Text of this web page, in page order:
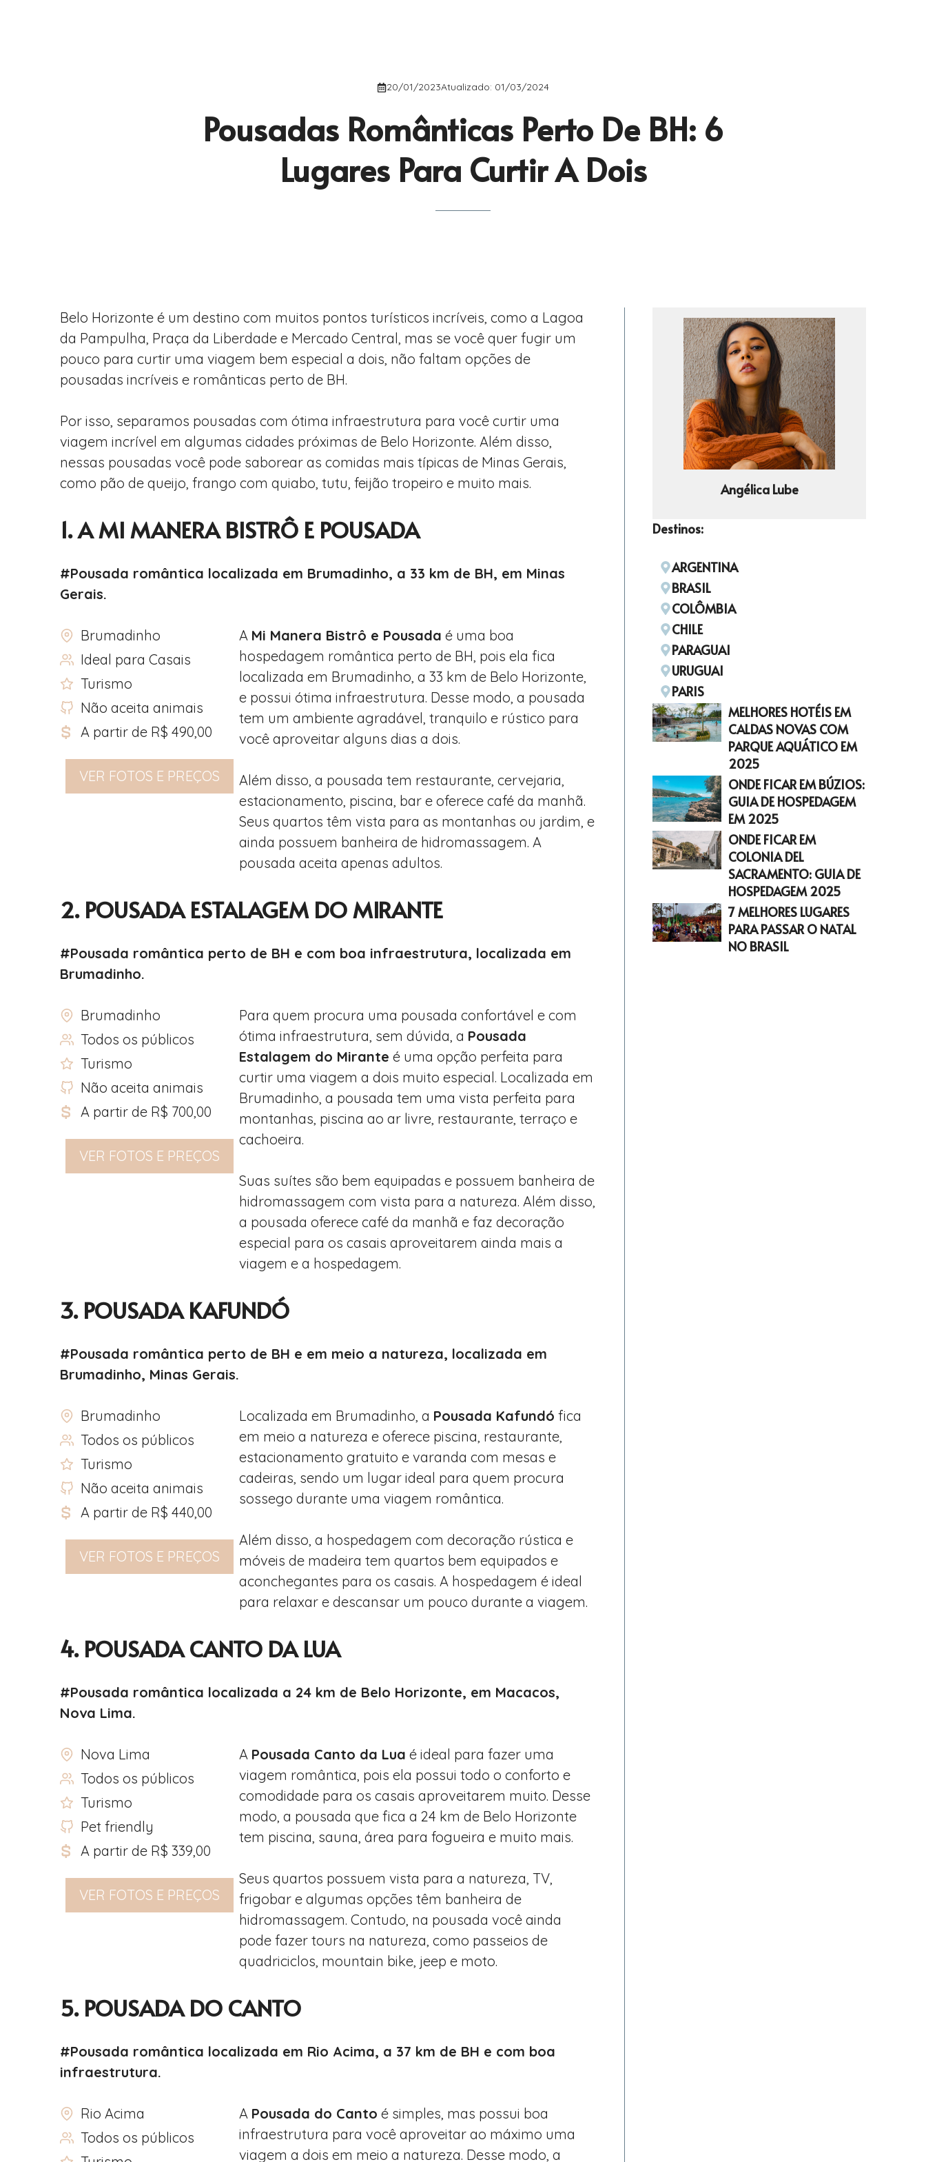
20/01/2023Atualizado: 01/03/2024
Pousadas Românticas Perto De BH: 6
Lugares Para Curtir A Dois
Belo Horizonte é um destino com muitos pontos turísticos incríveis, como a Lagoa
da Pampulha, Praça da Liberdade e Mercado Central, mas se você quer fugir um
pouco para curtir uma viagem bem especial a dois, não faltam opções de
pousadas incríveis e românticas perto de BH.
Por isso, separamos pousadas com ótima infraestrutura para você curtir uma
viagem incrível em algumas cidades próximas de Belo Horizonte. Além disso,
nessas pousadas você pode saborear as comidas mais típicas de Minas Gerais,
como pão de queijo, frango com quiabo, tutu, feijão tropeiro e muito mais.
1. A MI MANERA BISTRÔ E POUSADA
#Pousada romântica localizada em Brumadinho, a 33 km de BH, em Minas
Gerais.
Brumadinho
Ideal para Casais
Turismo
Não aceita animais
A partir de R$ 490,00
VER FOTOS E PREÇOS
A Mi Manera Bistrô e Pousada é uma boa
hospedagem romântica perto de BH, pois ela fica
localizada em Brumadinho, a 33 km de Belo Horizonte,
e possui ótima infraestrutura. Desse modo, a pousada
tem um ambiente agradável, tranquilo e rústico para
você aproveitar alguns dias a dois.
Além disso, a pousada tem restaurante, cervejaria,
estacionamento, piscina, bar e oferece café da manhã.
Seus quartos têm vista para as montanhas ou jardim, e
ainda possuem banheira de hidromassagem. A
pousada aceita apenas adultos.
2. POUSADA ESTALAGEM DO MIRANTE
#Pousada romântica perto de BH e com boa infraestrutura, localizada em
Brumadinho.
Brumadinho
Todos os públicos
Turismo
Não aceita animais
A partir de R$ 700,00
VER FOTOS E PREÇOS
Para quem procura uma pousada confortável e com
ótima infraestrutura, sem dúvida, a Pousada
Estalagem do Mirante é uma opção perfeita para
curtir uma viagem a dois muito especial. Localizada em
Brumadinho, a pousada tem uma vista perfeita para
montanhas, piscina ao ar livre, restaurante, terraço e
cachoeira.
Suas suítes são bem equipadas e possuem banheira de
hidromassagem com vista para a natureza. Além disso,
a pousada oferece café da manhã e faz decoração
especial para os casais aproveitarem ainda mais a
viagem e a hospedagem.
3. POUSADA KAFUNDÓ
#Pousada romântica perto de BH e em meio a natureza, localizada em
Brumadinho, Minas Gerais.
Brumadinho
Todos os públicos
Turismo
Não aceita animais
A partir de R$ 440,00
VER FOTOS E PREÇOS
Localizada em Brumadinho, a Pousada Kafundó fica
em meio a natureza e oferece piscina, restaurante,
estacionamento gratuito e varanda com mesas e
cadeiras, sendo um lugar ideal para quem procura
sossego durante uma viagem romântica.
Além disso, a hospedagem com decoração rústica e
móveis de madeira tem quartos bem equipados e
aconchegantes para os casais. A hospedagem é ideal
para relaxar e descansar um pouco durante a viagem.
4. POUSADA CANTO DA LUA
#Pousada romântica localizada a 24 km de Belo Horizonte, em Macacos,
Nova Lima.
Nova Lima
Todos os públicos
Turismo
Pet friendly
A partir de R$ 339,00
VER FOTOS E PREÇOS
A Pousada Canto da Lua é ideal para fazer uma
viagem romântica, pois ela possui todo o conforto e
comodidade para os casais aproveitarem muito. Desse
modo, a pousada que fica a 24 km de Belo Horizonte
tem piscina, sauna, área para fogueira e muito mais.
Seus quartos possuem vista para a natureza, TV,
frigobar e algumas opções têm banheira de
hidromassagem. Contudo, na pousada você ainda
pode fazer tours na natureza, como passeios de
quadriciclos, mountain bike, jeep e moto.
5. POUSADA DO CANTO
#Pousada romântica localizada em Rio Acima, a 37 km de BH e com boa
infraestrutura.
Rio Acima
Todos os públicos
A Pousada do Canto é simples, mas possui boa
infraestrutura para você aproveitar ao máximo uma
viagem a dois em meio a natureza. Desse modo, a
Angélica Lube
Destinos:
ARGENTINA
BRASIL
COLÔMBIA
CHILE
PARAGUAI
URUGUAI
PARIS
MELHORES HOTÉIS EM
CALDAS NOVAS COM
PARQUE AQUÁTICO EM
2025
ONDE FICAR EM BÚZIOS:
GUIA DE HOSPEDAGEM
EM 2025
ONDE FICAR EM
COLONIA DEL
SACRAMENTO: GUIA DE
HOSPEDAGEM 2025
7 MELHORES LUGARES
PARA PASSAR O NATAL
NO BRASIL